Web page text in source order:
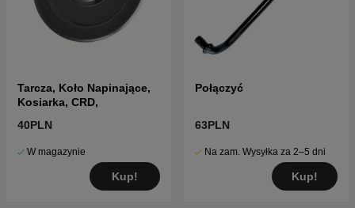
Tarcza, Koło Napinające,
Kosiarka, CRD,
40PLN
W magazynie
Kup!
Połączyć
63PLN
Na zam. Wysyłka za 2–5 dni
Kup!